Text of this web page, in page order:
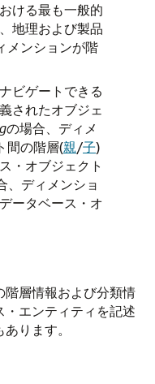
ける最も一般的
地理および製品
メンションが階
ビゲートできる
されたオブジェ
gの場合、ディメ
間の階層(親/子)
・オブジェクト
、ディメンショ
ータベース・オ
階層情報および分類情
エンティティを記述
ります。